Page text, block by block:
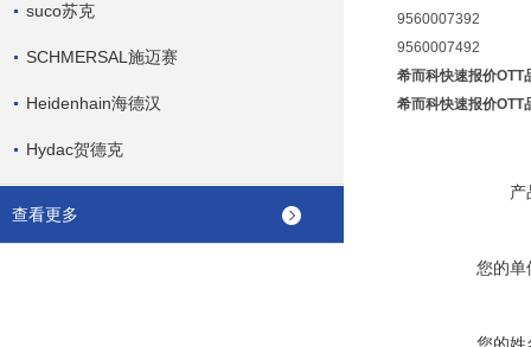
suco苏克
SCHMERSAL施迈赛
Heidenhain海德汉
Hydac贺德克
查看更多
9560007392
9560007492
希而科快速报价
希而科快速报价
产
您的单
您的姓